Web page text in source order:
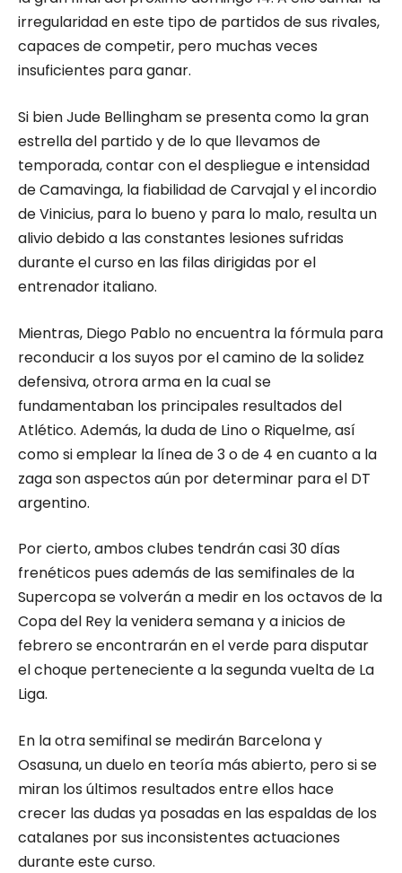
irregularidad en este tipo de partidos de sus rivales,
capaces de competir, pero muchas veces
insuficientes para ganar.
Si bien Jude Bellingham se presenta como la gran
estrella del partido y de lo que llevamos de
temporada, contar con el despliegue e intensidad
de Camavinga, la fiabilidad de Carvajal y el incordio
de Vinicius, para lo bueno y para lo malo, resulta un
alivio debido a las constantes lesiones sufridas
durante el curso en las filas dirigidas por el
entrenador italiano.
Mientras, Diego Pablo no encuentra la fórmula para
reconducir a los suyos por el camino de la solidez
defensiva, otrora arma en la cual se
fundamentaban los principales resultados del
Atlético. Además, la duda de Lino o Riquelme, así
como si emplear la línea de 3 o de 4 en cuanto a la
zaga son aspectos aún por determinar para el DT
argentino.
Por cierto, ambos clubes tendrán casi 30 días
frenéticos pues además de las semifinales de la
Supercopa se volverán a medir en los octavos de la
Copa del Rey la venidera semana y a inicios de
febrero se encontrarán en el verde para disputar
el choque perteneciente a la segunda vuelta de La
Liga.
En la otra semifinal se medirán Barcelona y
Osasuna, un duelo en teoría más abierto, pero si se
miran los últimos resultados entre ellos hace
crecer las dudas ya posadas en las espaldas de los
catalanes por sus inconsistentes actuaciones
durante este curso.